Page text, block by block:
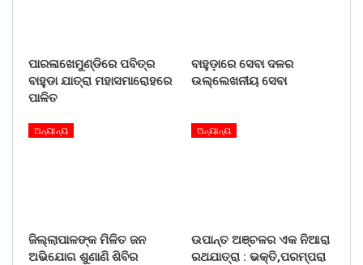
ପାରଳାଖେମୁଣ୍ଡିରେ ପବିତ୍ର
ବାହୁଡା ଯାତ୍ରା ମହାସମାରୋହରେ
ପାଳିତ
ବାହୁଡ଼ାରେ ସେବା ଦଳର
ଉଲ୍ଲେଖନୀୟ ସେବା
ଅନ୍ୟାନ୍ୟ
ଜିଲ୍ଲାପାଳଙ୍କ ମିଳିତ ଜନ
ଅଭିଯୋଗ ଶୁଣାଣି ଶିବିର
ଅନ୍ୟାନ୍ୟ
ଉପାନ୍ତ ଅଞ୍ଚଳର ଏକ ନିଆରା
ରଥଯାତ୍ରା : ଭକ୍ତି,ପରମ୍ପରା